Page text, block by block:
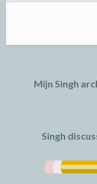
Mijn Singh
Singh